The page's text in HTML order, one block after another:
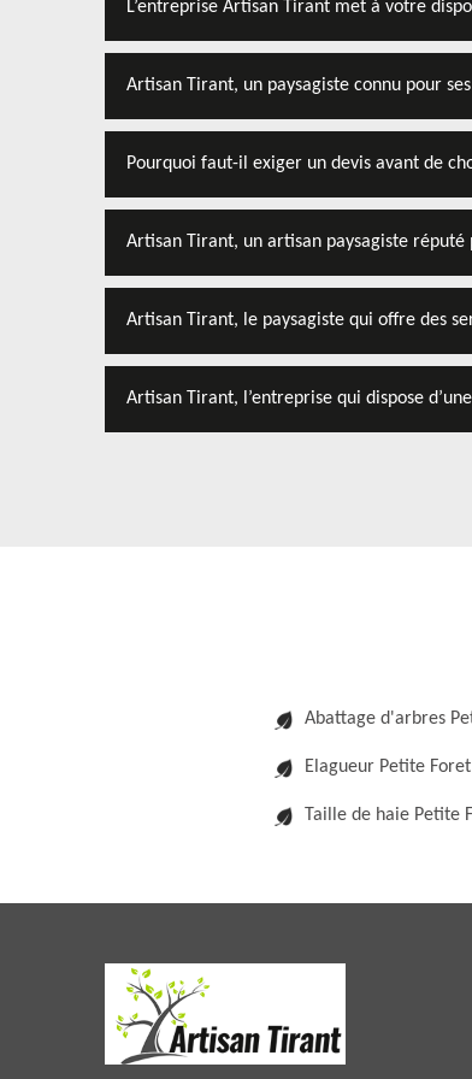
L’entreprise Artisan Tirant met à votre
Artisan Tirant, un paysagiste connu pour
Pourquoi faut-il exiger un devis avant de
Artisan Tirant, un artisan paysagiste réputé
Artisan Tirant, le paysagiste qui offre des
Artisan Tirant, l’entreprise qui dispose
Abattage d'arbres
Elagueur Petite Foret
Taille de haie Petite